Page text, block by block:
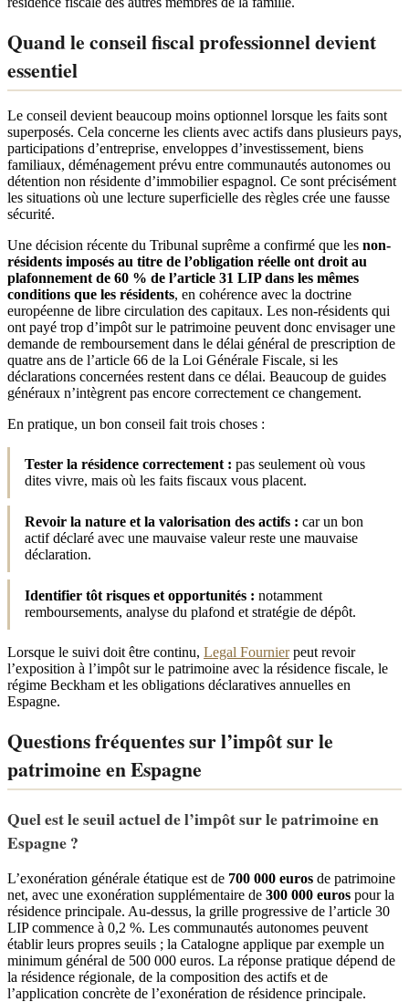
Quand le conseil fiscal professionnel devient
essentiel
Le conseil devient beaucoup moins optionnel lorsque les faits sont
superposés. Cela concerne les clients avec actifs dans plusieurs pays,
participations d’entreprise, enveloppes d’investissement, biens
familiaux, déménagement prévu entre communautés autonomes ou
détention non résidente d’immobilier espagnol. Ce sont précisément
les situations où une lecture superficielle des règles crée une fausse
sécurité.
Une décision récente du Tribunal suprême a confirmé que les non-
résidents imposés au titre de l’obligation réelle ont droit au
plafonnement de 60 % de l’article 31 LIP dans les mêmes
conditions que les résidents, en cohérence avec la doctrine
européenne de libre circulation des capitaux. Les non-résidents qui
ont payé trop d’impôt sur le patrimoine peuvent donc envisager une
demande de remboursement dans le délai général de prescription de
quatre ans de l’article 66 de la Loi Générale Fiscale, si les
déclarations concernées restent dans ce délai. Beaucoup de guides
généraux n’intègrent pas encore correctement ce changement.
En pratique, un bon conseil fait trois choses :
Tester la résidence correctement : pas seulement où vous
dites vivre, mais où les faits fiscaux vous placent.
Revoir la nature et la valorisation des actifs : car un bon
actif déclaré avec une mauvaise valeur reste une mauvaise
déclaration.
Identifier tôt risques et opportunités : notamment
remboursements, analyse du plafond et stratégie de dépôt.
Lorsque le suivi doit être continu, Legal Fournierpeut revoir
l’exposition à l’impôt sur le patrimoine avec la résidence fiscale, le
régime Beckham et les obligations déclaratives annuelles en
Espagne.
Questions fréquentes sur l’impôt sur le
patrimoine en Espagne
Quel est le seuil actuel de l’impôt sur le patrimoine en
Espagne ?
L’exonération générale étatique est de 700 000 euros de patrimoine
net, avec une exonération supplémentaire de 300 000 euros pour la
résidence principale. Au-dessus, la grille progressive de l’article 30
LIP commence à 0,2 %. Les communautés autonomes peuvent
établir leurs propres seuils ; la Catalogne applique par exemple un
minimum général de 500 000 euros. La réponse pratique dépend de
la résidence régionale, de la composition des actifs et de
l’application concrète de l’exonération de résidence principale.